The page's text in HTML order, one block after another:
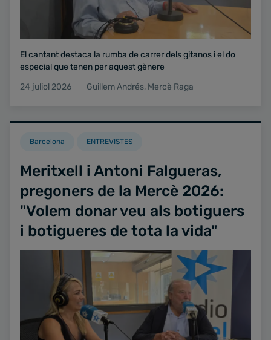
El cantant destaca la rumba de carrer dels gitanos i el do
especial que tenen per aquest gènere
24 juliol 2026
Guillem Andrés, Mercè Raga
Barcelona ENTREVISTES
Meritxell i Antoni Falgueras,
pregoners de la Mercè 2026:
"Volem donar veu als botiguers
i botigueres de tota la vida"